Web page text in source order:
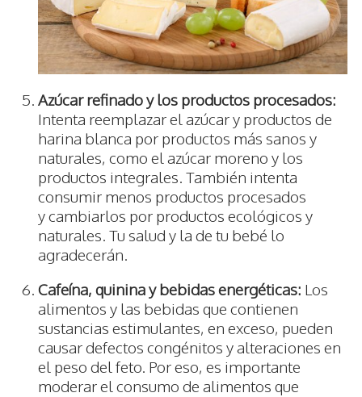
Azúcar refinado y los productos procesados:
Intenta reemplazar el azúcar y productos de
harina blanca por productos más sanos y
naturales, como el azúcar moreno y los
productos integrales. También intenta
consumir menos productos procesados
y cambiarlos por productos ecológicos y
naturales. Tu salud y la de tu bebé lo
agradecerán.
Cafeína, quinina y bebidas energéticas: Los
alimentos y las bebidas que contienen
sustancias estimulantes, en exceso, pueden
causar defectos congénitos y alteraciones en
el peso del feto. Por eso, es importante
moderar el consumo de alimentos que